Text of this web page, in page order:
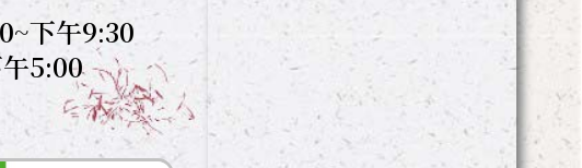
下午9:30
5:00